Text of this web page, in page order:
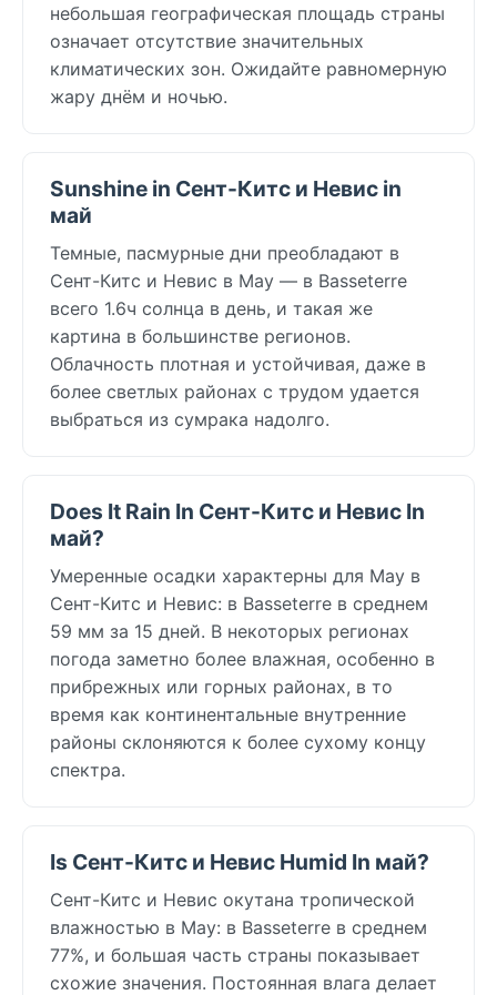
небольшая географическая площадь страны
означает отсутствие значительных
климатических зон. Ожидайте равномерную
жару днём и ночью.
Sunshine in Сент-Китс и Невис in
май
Темные, пасмурные дни преобладают в
Сент-Китс и Невис в May — в Basseterre
всего 1.6ч солнца в день, и такая же
картина в большинстве регионов.
Облачность плотная и устойчивая, даже в
более светлых районах с трудом удается
выбраться из сумрака надолго.
Does It Rain In Сент-Китс и Невис In
май?
Умеренные осадки характерны для May в
Сент-Китс и Невис: в Basseterre в среднем
59 мм за 15 дней. В некоторых регионах
погода заметно более влажная, особенно в
прибрежных или горных районах, в то
время как континентальные внутренние
районы склоняются к более сухому концу
спектра.
Is Сент-Китс и Невис Humid In май?
Сент-Китс и Невис окутана тропической
влажностью в May: в Basseterre в среднем
77%, и большая часть страны показывает
схожие значения. Постоянная влага делает